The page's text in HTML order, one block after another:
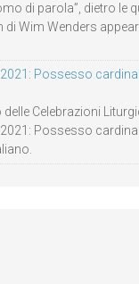
di parola”, dietro le
di Wim Wenders
2021: Possesso
delle Celebrazioni
2021: Possesso